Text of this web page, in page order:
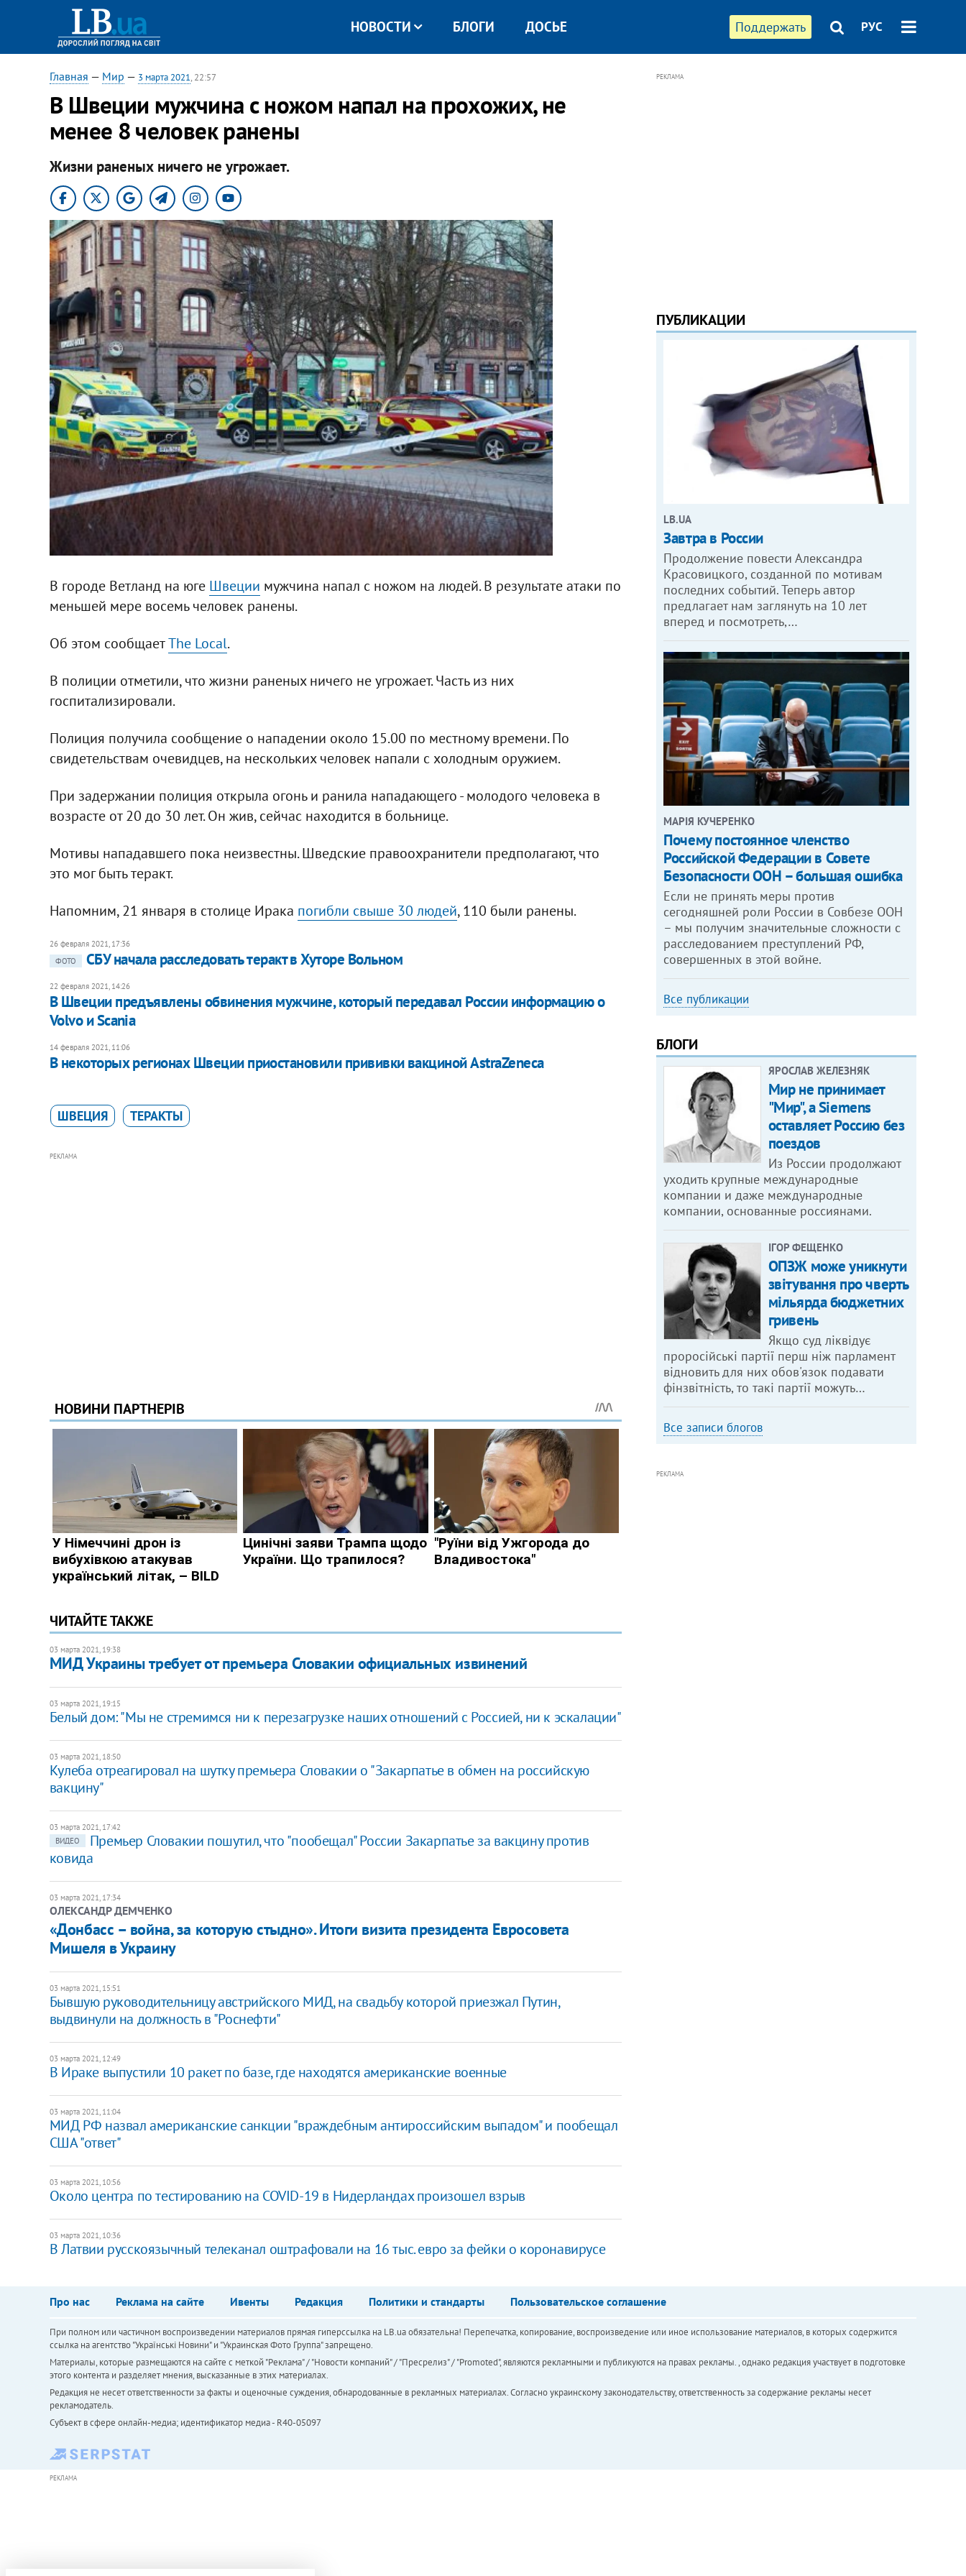
Поддержать РУС
НОВОСТИ БЛОГИ ДОСЬЕ
Главная — Мир — 3 марта 2021, 22:57
В Швеции мужчина с ножом напал на прохожих, не
менее 8 человек ранены
Жизни раненых ничего не угрожает.
В городе Ветланд на юге Швеции мужчина напал с ножом на людей. В результате атаки по
меньшей мере восемь человек ранены.
Об этом сообщаетThe Local.
В полиции отметили, что жизни раненых ничего не угрожает. Часть из них
госпитализировали.
Полиция получила сообщение о нападении около 15.00 по местному времени. По
свидетельствам очевидцев, на нескольких человек напали с холодным оружием.
При задержании полиция открыла огонь и ранила нападающего - молодого человека в
возрасте от 20 до 30 лет. Он жив, сейчас находится в больнице.
Мотивы нападавшего пока неизвестны. Шведские правоохранители предполагают, что
это мог быть теракт.
Напомним, 21 января в столице Ирака погибли свыше 30 людей, 110 были ранены.
26 февраля 2021, 17:36
ФОТО
СБУ начала расследовать теракт в Хуторе Вольном
22 февраля 2021, 14:26
В Швеции предъявлены обвинения мужчине, который передавал России информацию о
Volvo и Scania
14 февраля 2021, 11:06
В некоторых регионах Швеции приостановили прививки вакциной AstraZeneca
ШВЕЦИЯ ТЕРАКТЫ
РЕКЛАМА
ЧИТАЙТЕ ТАКЖЕ
03 марта 2021, 19:38
МИД Украины требует от премьера Словакии официальных извинений
03 марта 2021, 19:15
Белый дом: "Мы не стремимся ни к перезагрузке наших отношений с Россией, ни к эскалации"
03 марта 2021, 18:50
Кулеба отреагировал на шутку премьера Словакии о "Закарпатье в обмен на российскую
вакцину"
03 марта 2021, 17:42
ВИДЕО
Премьер Словакии пошутил, что "пообещал" России Закарпатье за вакцину против
ковида
03 марта 2021, 17:34
ОЛЕКСАНДР ДЕМЧЕНКО
«Донбасс – война, за которую стыдно». Итоги визита президента Евросовета
Мишеля в Украину
03 марта 2021, 15:51
Бывшую руководительницу австрийского МИД, на свадьбу которой приезжал Путин,
выдвинули на должность в "Роснефти"
03 марта 2021, 12:49
В Ираке выпустили 10 ракет по базе, где находятся американские военные
03 марта 2021, 11:04
МИД РФ назвал американские санкции "враждебным антироссийским выпадом" и пообещал
США "ответ"
03 марта 2021, 10:56
Около центра по тестированию на COVID-19 в Нидерландах произошел взрыв
03 марта 2021, 10:36
В Латвии русскоязычный телеканал оштрафовали на 16 тыс. евро за фейки о коронавирусе
РЕКЛАМА
ПУБЛИКАЦИИ
LB.UA
Завтра в России
Продолжение повести Александра
Красовицкого, созданной по мотивам
последних событий. Теперь автор
предлагает нам заглянуть на 10 лет
вперед и посмотреть,…
МАРІЯ КУЧЕРЕНКО
​Почему постоянное членство
Российской Федерации в Совете
Безопасности ООН – большая ошибка
Если не принять меры против
сегодняшней роли России в Совбезе ООН
– мы получим значительные сложности с
расследованием преступлений РФ,
совершенных в этой войне.
Все публикации
БЛОГИ
ЯРОСЛАВ ЖЕЛЕЗНЯК
Мир не принимает
"Мир", а Siemens
оставляет Россию без
поездов
Из России продолжают
уходить крупные международные
компании и даже международные
компании, основанные россиянами.
ІГОР ФЕЩЕНКО
ОПЗЖ може уникнути
звітування про чверть
мільярда бюджетних
гривень
Якщо суд ліквідує
проросійські партії перш ніж парламент
відновить для них обов'язок подавати
фінзвітність, то такі партії можуть…
Все записи блогов
РЕКЛАМА
Про нас Реклама на сайте Ивенты Редакция Политики и стандарты Пользовательское соглашение
При полном или частичном воспроизведении материалов прямая гиперссылка на LB.ua обязательна! Перепечатка, копирование, воспроизведение или иное использование материалов, в которых содержится
ссылка на агентство "Українськi Новини" и "Украинская Фото Группа" запрещено.
Материалы, которые размещаются на сайте с меткой "Реклама" / "Новости компаний" / "Пресрелиз" / "Promoted", являются рекламными и публикуются на правах рекламы. , однако редакция участвует в подготовке
этого контента и разделяет мнения, высказанные в этих материалах.
Редакция не несет ответственности за факты и оценочные суждения, обнародованные в рекламных материалах. Согласно украинскому законодательству, ответственность за содержание рекламы несет
рекламодатель.
Субъект в сфере онлайн-медиа; идентификатор медиа - R40-05097
РЕКЛАМА